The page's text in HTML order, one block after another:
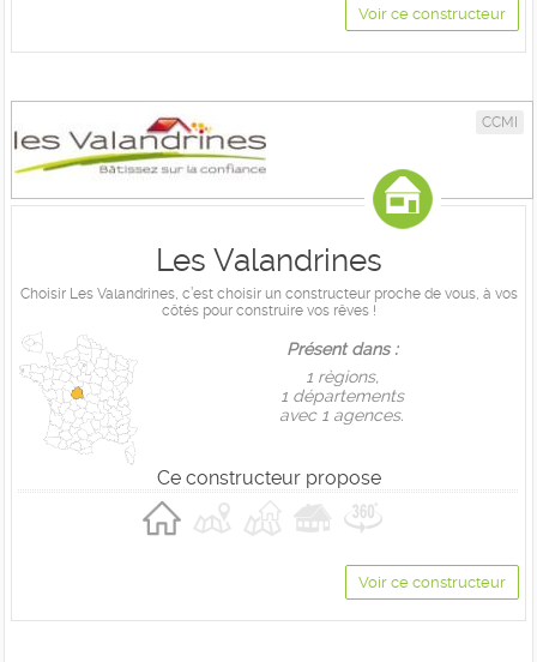
Voir ce constructeur
CCMI
Les Valandrines
Choisir Les Valandrines, c’est choisir un constructeur proche de vous, à vos
côtés pour construire vos rêves !
Présent dans :
1 règions,
1 départements
avec 1 agences.
Ce constructeur propose
Voir ce constructeur